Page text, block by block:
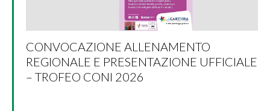
CONVOCAZIONE ALLENAMENTO
REGIONALE E PRESENTAZIONE UFFICIALE
– TROFEO CONI 2026